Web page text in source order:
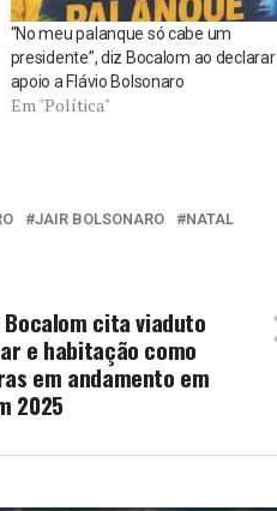
“No meu palanque só cabe um
presidente”, diz Bocalom ao declarar
apoio a Flávio Bolsonaro
Em "Política"
JAIR BOLSONARO
NATAL
cita viaduto
e habitação como
em andamento em
2025